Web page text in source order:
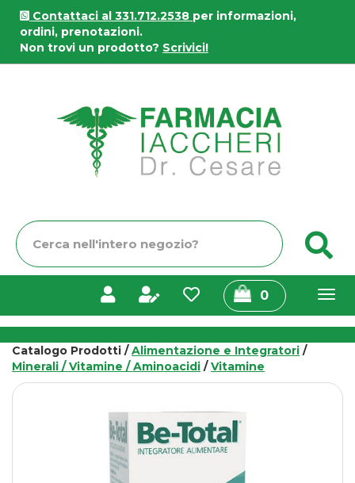
Passa
contenuto
principale
Contattaci al 331.712.2538 per informazioni,
ordini, prenotazioni.
Non trovi un prodotto? Scrivici!
Cerca
Prodotto
0prodotti
inseriti
Catalogo Prodotti /Alimentazione e Integratori /
Minerali / Vitamine / Aminoacidi /Vitamine